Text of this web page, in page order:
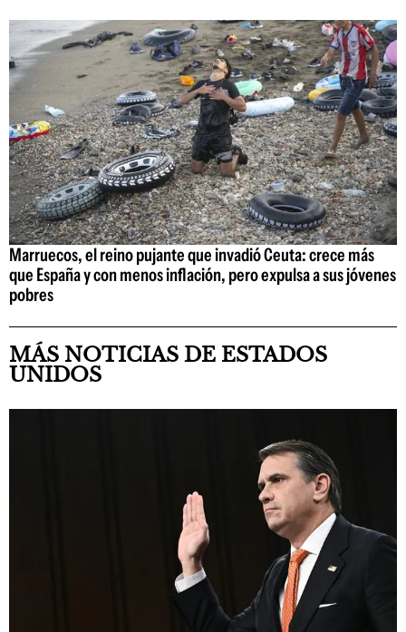
Marruecos, el reino pujante que invadió Ceuta: crece más
que España y con menos inflación, pero expulsa a sus jóvenes
pobres
MÁS NOTICIAS DE ESTADOS
UNIDOS